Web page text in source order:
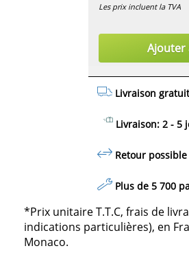
Les prix incluent la TVA
Ajouter
Livraison
Livraison: 2 - 5
Retour
Plus de 5 700
*Prix unitaire T.T.C, frais de
indications particulières), en
Monaco.